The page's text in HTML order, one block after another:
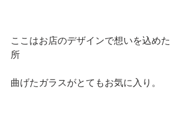
ここはお店のデザインで想いを込めた
所
曲げたガラスがとてもお気に入り。